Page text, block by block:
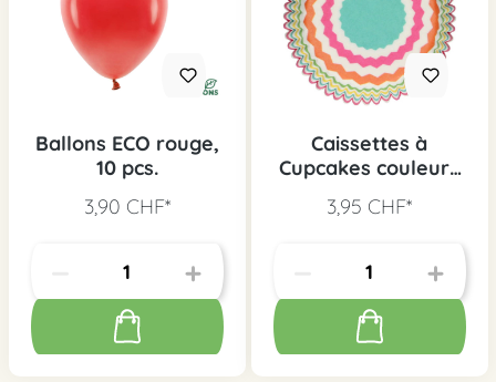
Ballons ECO rouge,
10 pcs.
3,90 CHF*
Caissettes à
Cupcakes couleurs
3,95 CHF*